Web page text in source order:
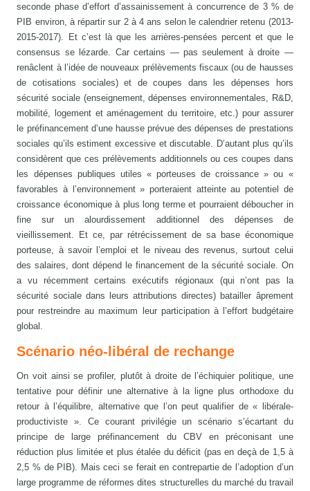
seconde phase d’effort d’assainissement à concurrence de 3 % de
PIB environ, à répartir sur 2 à 4 ans selon le calendrier retenu (2013-
2015-2017). Et c’est là que les arrières-pensées percent et que le
consensus se lézarde. Car certains — pas seulement à droite —
renâclent à l’idée de nouveaux prélèvements fiscaux (ou de hausses
de cotisations sociales) et de coupes dans les dépenses hors
sécurité sociale (enseignement, dépenses environnementales, R&D,
mobilité, logement et aménagement du territoire, etc.) pour assurer
le préfinancement d’une hausse prévue des dépenses de prestations
sociales qu’ils estiment excessive et discutable. D’autant plus qu’ils
considèrent que ces prélèvements additionnels ou ces coupes dans
les dépenses publiques utiles « porteuses de croissance » ou «
favorables à l’environnement » porteraient atteinte au potentiel de
croissance économique à plus long terme et pourraient déboucher in
fine sur un alourdissement additionnel des dépenses de
vieillissement. Et ce, par rétrécissement de sa base économique
porteuse, à savoir l’emploi et le niveau des revenus, surtout celui
des salaires, dont dépend le financement de la sécurité sociale. On
a vu récemment certains exécutifs régionaux (qui n’ont pas la
sécurité sociale dans leurs attributions directes) batailler âprement
pour restreindre au maximum leur participation à l’effort budgétaire
global.
Scénario néo-libéral de rechange
On voit ainsi se profiler, plutôt à droite de l’échiquier politique, une
tentative pour définir une alternative à la ligne plus orthodoxe du
retour à l’équilibre, alternative que l’on peut qualifier de « libérale-
productiviste ». Ce courant privilégie un scénario s’écartant du
principe de large préfinancement du CBV en préconisant une
réduction plus limitée et plus étalée du déficit (pas en deçà de 1,5 à
2,5 % de PIB). Mais ceci se ferait en contrepartie de l’adoption d’un
large programme de réformes dites structurelles du marché du travail